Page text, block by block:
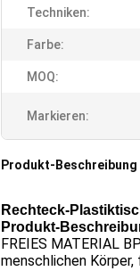
Techniken:
Farbe:
MOQ:
Markieren:
Produkt-Beschreibung
Rechteck-
Produkt-
FREIES MATERIAL
menschlichen Körper,